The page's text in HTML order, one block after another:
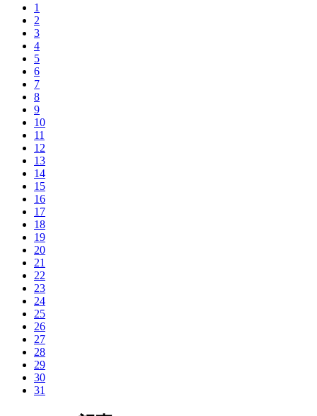
1
2
3
4
5
6
7
8
9
10
11
12
13
14
15
16
17
18
19
20
21
22
23
24
25
26
27
28
29
30
31